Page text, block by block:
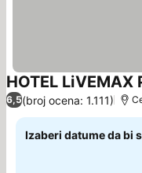
HOTEL
6,5(broj ocena: 1.111)
Izaberi datume da bi